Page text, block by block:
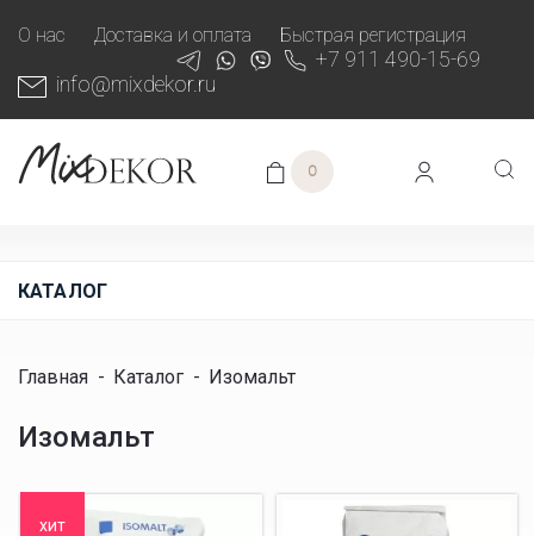
О нас Доставка и оплата Быстрая регистрация
+7 911 490-15-69
info@mixdekor.ru
0
КАТАЛОГ
Главная - Каталог - Изомальт
Изомальт
хит